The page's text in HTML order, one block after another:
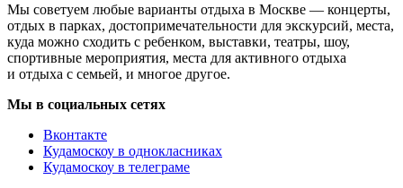
Мы советуем любые варианты отдыха в Москве — концерты,
отдых в парках, достопримечательности для экскурсий, места,
куда можно сходить с ребенком, выставки, театры, шоу,
спортивные мероприятия, места для активного отдыха
и отдыха с семьей, и многое другое.
Мы в социальных сетях
Вконтакте
Кудамоскоу в однокласниках
Кудамоскоу в телеграме